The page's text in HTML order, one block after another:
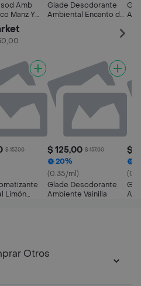
Amb
Manz Y
Glade Desodorante
Ambiental Encanto de
$ 157,00
Limón
$ 125,00 $ 157,00
20%
(0.35/ml)
Glade Desodorante
Ambiente Vainilla
$
Otros